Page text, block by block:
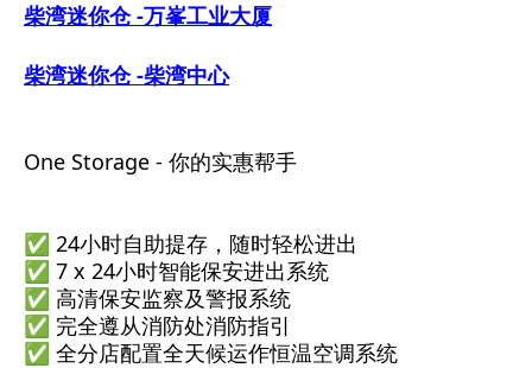
柴湾迷你仓 -万峯工业大厦
柴湾迷你仓 -柴湾中心
One Storage - 你的实惠帮手
✅ 24小时自助提存，随时轻松进出
✅ 7 x 24小时智能保安进出系统
✅ 高清保安监察及警报系统
✅ 完全遵从消防处消防指引
✅ 全分店配置全天候运作恒温空调系统